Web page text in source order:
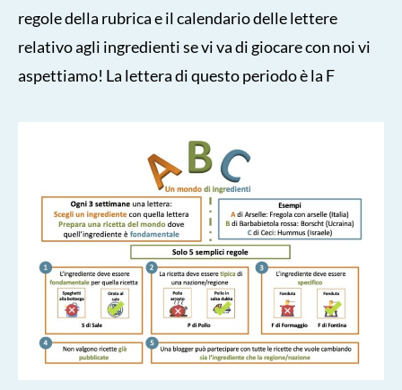
regole della rubrica e il calendario delle lettere
relativo agli ingredienti se vi va di giocare con noi vi
aspettiamo! La lettera di questo periodo è la F